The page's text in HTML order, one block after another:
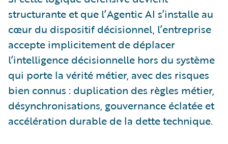
structurante et que l’Agentic AI s’installe au
cœur du dispositif décisionnel, l’entreprise
accepte implicitement de déplacer
l’intelligence décisionnelle hors du système
qui porte la vérité métier, avec des risques
bien connus : duplication des règles métier,
désynchronisations, gouvernance éclatée et
accélération durable de la dette technique.